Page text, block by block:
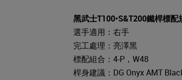
黑武士T100•S&T200鐵桿標配
選手適用：右手
完工處理：亮澤黑
標配組合：4-P，W48
桿身建議：DG Onyx AMT